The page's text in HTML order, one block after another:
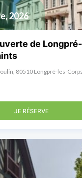
2026
de
80510 Longpré-les-
JE RÉSERVE